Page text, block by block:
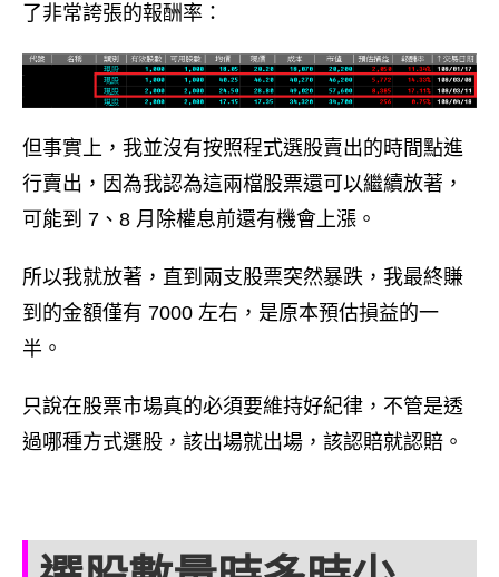
了非常誇張的報酬率：
但事實上，我並沒有按照程式選股賣出的時間點進
行賣出，因為我認為這兩檔股票還可以繼續放著，
可能到 7、8 月除權息前還有機會上漲。
所以我就放著，直到兩支股票突然暴跌，我最終賺
到的金額僅有 7000 左右，是原本預估損益的一
半。
只說在股票市場真的必須要維持好紀律，不管是透
過哪種方式選股，該出場就出場，該認賠就認賠。